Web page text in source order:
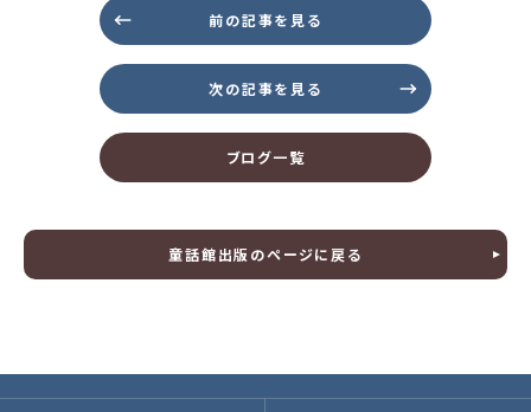
前の記事を見る
ブログ一覧
次の記事を見る
童話館出版のページに戻る